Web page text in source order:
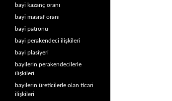
bayi kazanç oranı
bayi masraf oranı
bayi patronu
bayi perakendeci ilişkileri
bayi plasiyeri
bayilerin perakendecilerle
ilişkileri
bayilerin üreticilerle olan ticari
ilişkileri